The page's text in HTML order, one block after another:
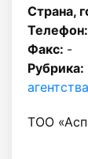
Страна,
Телефон:
Факс: -
Рубрика:
ТОО